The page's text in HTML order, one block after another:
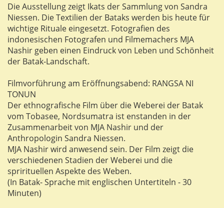
Die Ausstellung zeigt Ikats der Sammlung von Sandra
Niessen. Die Textilien der Bataks werden bis heute für
wichtige Rituale eingesetzt. Fotografien des
indonesischen Fotografen und Filmemachers MJA
Nashir geben einen Eindruck von Leben und Schönheit
der Batak-Landschaft.
Filmvorführung am Eröffnungsabend: RANGSA NI
TONUN
Der ethnografische Film über die Weberei der Batak
vom Tobasee, Nordsumatra ist enstanden in der
Zusammenarbeit von MJA Nashir und der
Anthropologin Sandra Niessen.
MJA Nashir wird anwesend sein. Der Film zeigt die
verschiedenen Stadien der Weberei und die
sprirituellen Aspekte des Weben.
(In Batak- Sprache mit englischen Untertiteln - 30
Minuten)